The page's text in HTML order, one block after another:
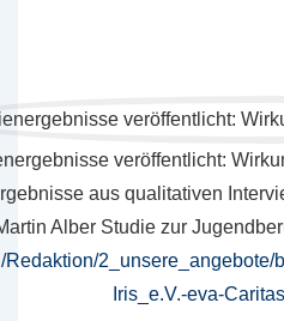
veröffentlicht:
aus qualitativen
Alber Studie zur
Redaktion/
Iris_e.V.-eva-